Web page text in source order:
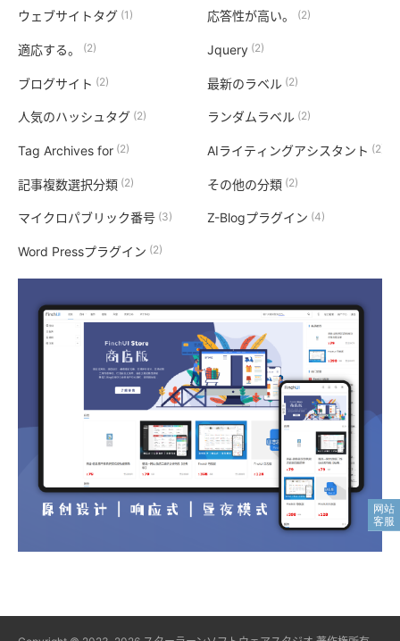
ウェブサイトタグ (1) 応答性が高い。 (2)
適応する。 (2) Jquery(2)
ブログサイト (2) 最新のラベル(2)
人気のハッシュタグ (2) ランダムラベル(2)
Tag Archives for (2) AIライティングアシスタント (2)
記事複数選択分類 (2) その他の分類(2)
マイクロパブリック番号 (3) Z-Blogプラグイン (4)
Word Pressプラグイン (2)